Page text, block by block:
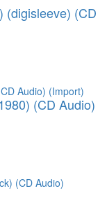
(digisleeve) (CD
(CD Audio)